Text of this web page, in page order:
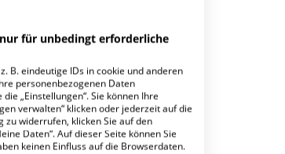
4.54
für unbedingt erforderliche
B. eindeutige IDs in cookie und anderen
personenbezogenen Daten
„Einstellungen“. Sie können Ihre
verwalten“ klicken oder jederzeit auf die
zu widerrufen, klicken Sie auf den
Daten“. Auf dieser Seite können Sie
keinen Einfluss auf die Browserdaten.